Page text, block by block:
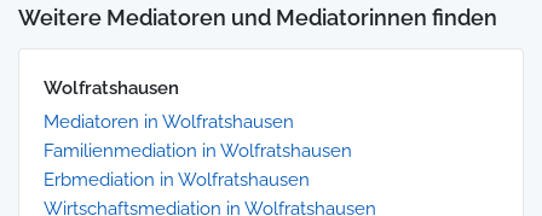
Weitere Mediatoren und Mediatorinnen finden
Wolfratshausen
Mediatoren in Wolfratshausen
Familienmediation in Wolfratshausen
Erbmediation in Wolfratshausen
Wirtschaftsmediation in Wolfratshausen